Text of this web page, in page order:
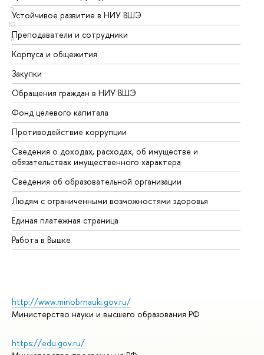
Э
Ю
Я
Устойчивое развитие в НИУ ВШЭ
Преподаватели и сотрудники
Корпуса и общежития
Закупки
Обращения граждан в НИУ ВШЭ
Фонд целевого капитала
Противодействие коррупции
Сведения о доходах, расходах, об имуществе и
обязательствах имущественного характера
Сведения об образовательной организации
Людям с ограниченными возможностями здоровья
Единая платежная страница
Работа в Вышке
http://www.minobrnauki.gov.ru/
Министерство науки и высшего образования РФ
https://edu.gov.ru/